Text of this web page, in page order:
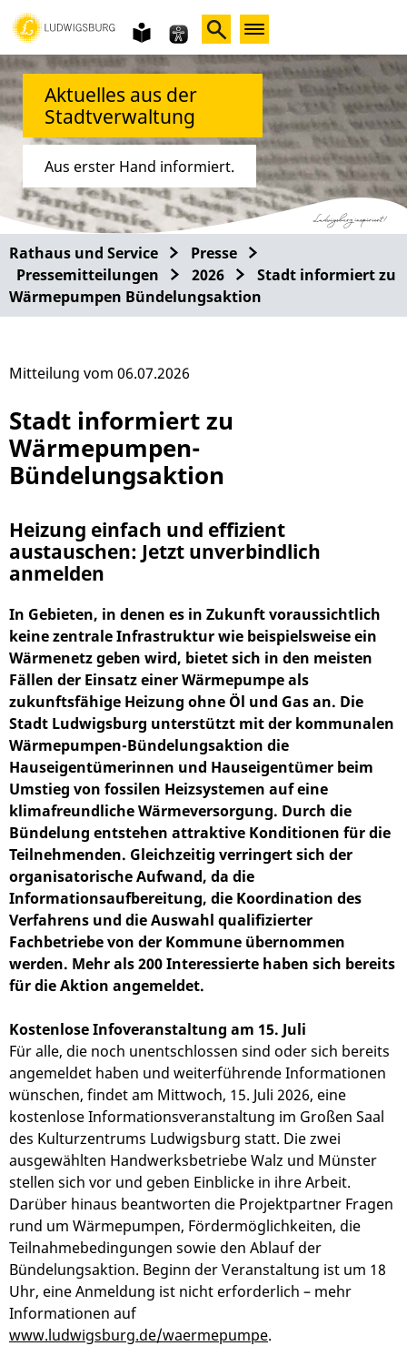
Gebärdensprache
leichte
Sprache
Aktuelles aus der
Stadtverwaltung
Aus erster Hand informiert.
Rathaus und Service
Presse
Pressemitteilungen
2026
Stadt informiert zu
Wärmepumpen Bündelungsaktion
Stadt informiert zu
Wärmepumpen-
Bündelungsaktion
Heizung einfach und effizient
austauschen: Jetzt unverbindlich
anmelden
In Gebieten, in denen es in Zukunft voraussichtlich
keine zentrale Infrastruktur wie beispielsweise ein
Wärmenetz geben wird, bietet sich in den meisten
Fällen der Einsatz einer Wärmepumpe als
zukunftsfähige Heizung ohne Öl und Gas an. Die
Stadt Ludwigsburg unterstützt mit der kommunalen
Wärmepumpen-Bündelungsaktion die
Hauseigentümerinnen und Hauseigentümer beim
Umstieg von fossilen Heizsystemen auf eine
klimafreundliche Wärmeversorgung. Durch die
Bündelung entstehen attraktive Konditionen für die
Teilnehmenden. Gleichzeitig verringert sich der
organisatorische Aufwand, da die
Informationsaufbereitung, die Koordination des
Verfahrens und die Auswahl qualifizierter
Fachbetriebe von der Kommune übernommen
werden. Mehr als 200 Interessierte haben sich bereits
für die Aktion angemeldet.
Kostenlose Infoveranstaltung am 15. Juli
Für alle, die noch unentschlossen sind oder sich bereits
angemeldet haben und weiterführende Informationen
wünschen, findet am Mittwoch, 15. Juli 2026, eine
kostenlose Informationsveranstaltung im Großen Saal
des Kulturzentrums Ludwigsburg statt. Die zwei
ausgewählten Handwerksbetriebe Walz und Münster
stellen sich vor und geben Einblicke in ihre Arbeit.
Darüber hinaus beantworten die Projektpartner Fragen
rund um Wärmepumpen, Fördermöglichkeiten, die
Teilnahmebedingungen sowie den Ablauf der
Bündelungsaktion. Beginn der Veranstaltung ist um 18
Uhr, eine Anmeldung ist nicht erforderlich – mehr
Informationen auf
www.ludwigsburg.de/waermepumpe.
Mitteilung vom 06.07.2026